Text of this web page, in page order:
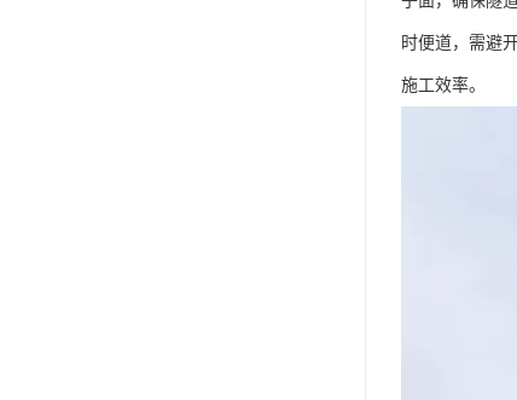
时便道，需避
施工效率。​